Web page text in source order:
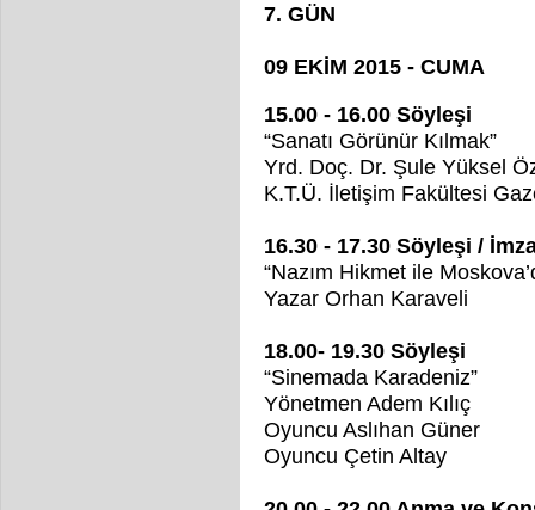
7. GÜN
09 EKİM 2015 - CUMA
15.00 - 16.00 Söyleşi
“Sanatı Görünür Kılmak”
Yrd. Doç. Dr. Şule Yüksel
K.T.Ü. İletişim Fakültesi
16.30 - 17.30 Söyleşi /
“Nazım Hikmet ile
Yazar Orhan Karaveli
18.00- 19.30 Söyleşi
“Sinemada Karadeniz”
Yönetmen Adem Kılıç
Oyuncu Aslıhan Güner
Oyuncu Çetin Altay